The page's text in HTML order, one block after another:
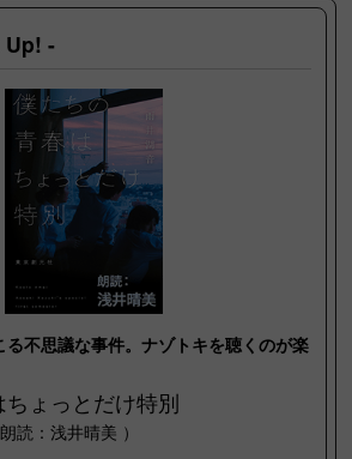
-
不思議な事件。ナゾトキを聴くのが楽
ょっとだけ特別
読：浅井晴美 ）